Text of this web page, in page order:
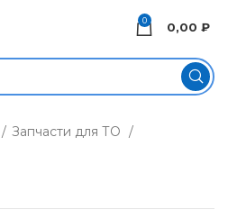
0 0,00 ₽
Запчасти для ТО